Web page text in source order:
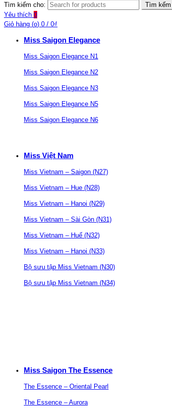
Tìm kiếm cho:
Tìm kếm
Yêu thích 0
Giỏ hàng (o) 0 / 0₫
Miss Saigon Elegance
Miss Saigon Elegance N1
Miss Saigon Elegance N2
Miss Saigon Elegance N3
Miss Saigon Elegance N5
Miss Saigon Elegance N6
Miss Việt Nam
Miss Vietnam – Saigon (N27)
Miss Vietnam – Hue (N28)
Miss Vietnam – Hanoi (N29)
Miss Vietnam – Sài Gòn (N31)
Miss Vietnam – Huế (N32)
Miss Vietnam – Hanoi (N33)
Bộ sưu tập Miss Vietnam (N30)
Bộ sưu tập Miss Vietnam (N34)
Miss Saigon The Essence
The Essence – Oriental Pearl
The Essence – Aurora